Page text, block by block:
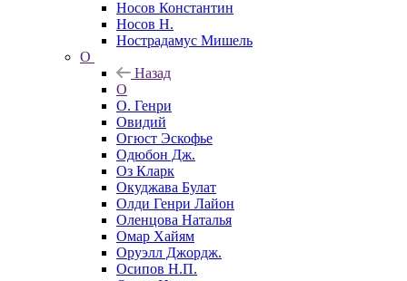
Носов Константин
Носов Н.
Нострадамус Мишель
О
Назад
О
О. Генри
Овидий
Огюст Эскофье
Одюбон Дж.
Оз Кларк
Окуджава Булат
Олди Генри Лайон
Оленцова Наталья
Омар Хайям
Оруэлл Джордж.
Осипов Н.П.